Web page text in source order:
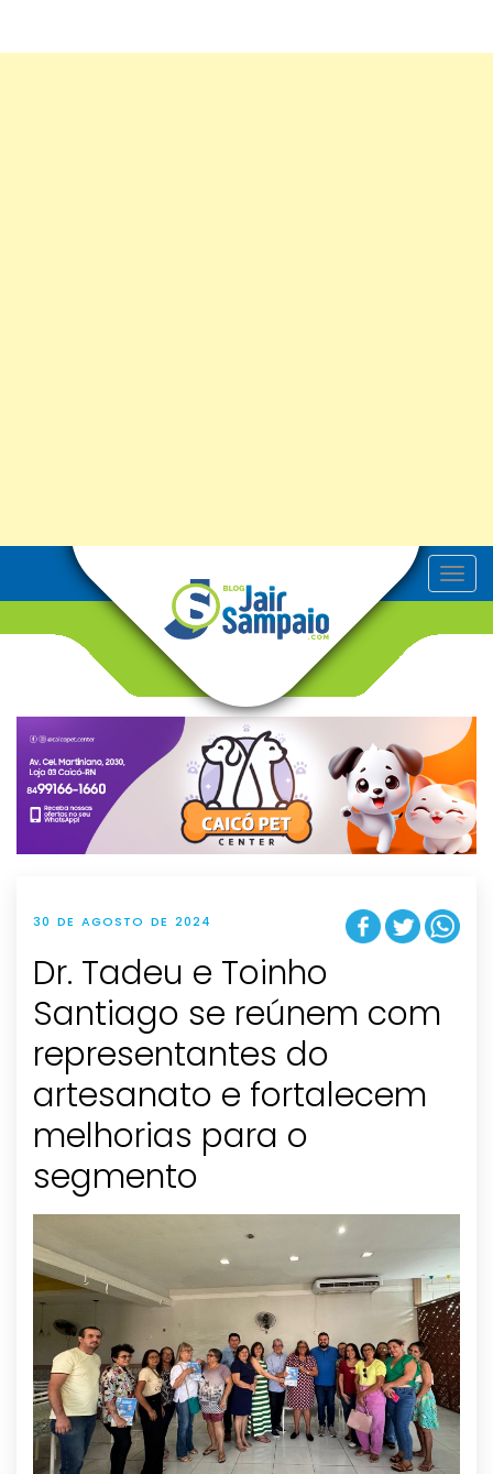
T
o
v
g
t
i
o
n
30 DE AGOSTO DE 2024
Dr. Tadeu e Toinho
Santiago se reúnem com
representantes do
artesanato e fortalecem
melhorias para o
segmento